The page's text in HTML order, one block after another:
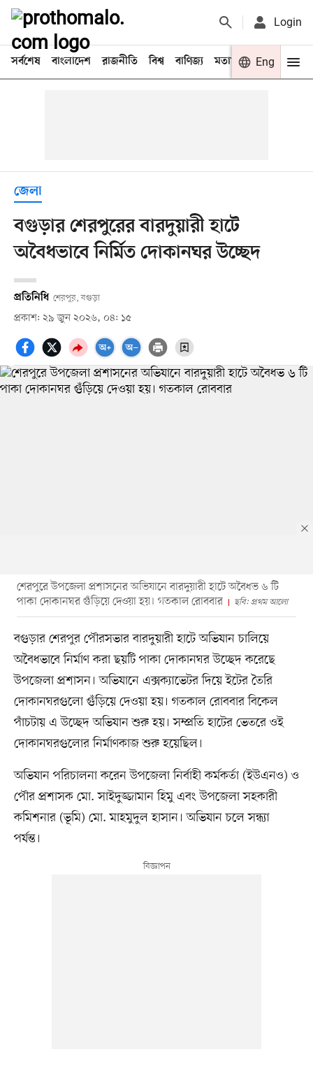
Login
সর্বশেষ বাংলাদেশ রাজনীতি বিশ্ব বাণিজ্য মতামত খেলা
Eng
জেলা
বগুড়ার শেরপুরের বারদুয়ারী হাটে
অবৈধভাবে নির্মিত দোকানঘর উচ্ছেদ
প্রতিনিধি শেরপুর, বগুড়া
প্রকাশ: ২৯ জুন ২০২৬, ০৪: ১৫
শেরপুরে উপজেলা প্রশাসনের অভিযানে বারদুয়ারী হাটে অবৈধভ ৬ টি
পাকা দোকানঘর গুঁড়িয়ে দেওয়া হয়। গতকাল রোববার
ছবি: প্রথম আলো
বগুড়ার শেরপুর পৌরসভার বারদুয়ারী হাটে অভিযান চালিয়ে
অবৈধভাবে নির্মাণ করা ছয়টি পাকা দোকানঘর উচ্ছেদ করেছে
উপজেলা প্রশাসন। অভিযানে এক্সক্যাভেটর দিয়ে ইটের তৈরি
দোকানঘরগুলো গুঁড়িয়ে দেওয়া হয়। গতকাল রোববার বিকেল
পাঁচটায় এ উচ্ছেদ অভিযান শুরু হয়। সম্প্রতি হাটের ভেতরে ওই
দোকানঘরগুলোর নির্মাণকাজ শুরু হয়েছিল।
অভিযান পরিচালনা করেন উপজেলা নির্বাহী কর্মকর্তা (ইউএনও) ও
পৌর প্রশাসক মো. সাইদুজ্জামান হিমু এবং উপজেলা সহকারী
কমিশনার (ভূমি) মো. মাহমুদুল হাসান। অভিযান চলে সন্ধ্যা
পর্যন্ত।